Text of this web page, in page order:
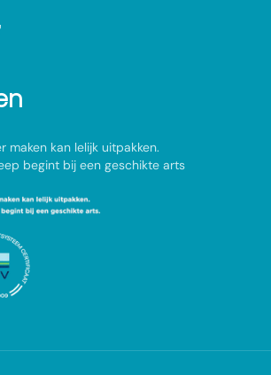
maken kan lelijk uitpakken.
begint bij een geschikte arts